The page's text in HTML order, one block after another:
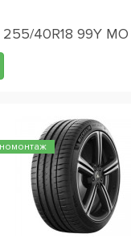
40R18 99Y